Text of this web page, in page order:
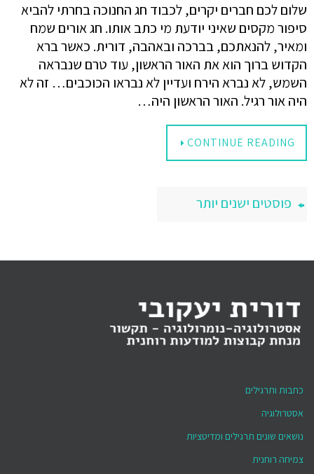
שלום לכם חברים יקרים, לכבוד חג החנוכה בחרתי להביא
סיפור מקסים שאיני יודעת מי כתב אותו. חג אורים שמח
ומאיר, להנאתכם, בברכה ובאהבה, דורית. כאשר ברא
הקדוש ברוך הוא את האור הראשון, עוד טרם שנבראה
השמש, לא נברא הירח ועדיין לא נבראו הכוכבים… זה לא
היה אור רגיל. האור הראשון היה…
CONTINUE READING
פוסטים ישנים יותר
כתבות ותרגילים
אסטרולוגיה
נושאים שונים תרגילים ומדיטציות
צמיחה רוחנית